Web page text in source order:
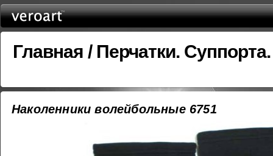
Главная / Перчатки.
Наколенники волейбольные 6751